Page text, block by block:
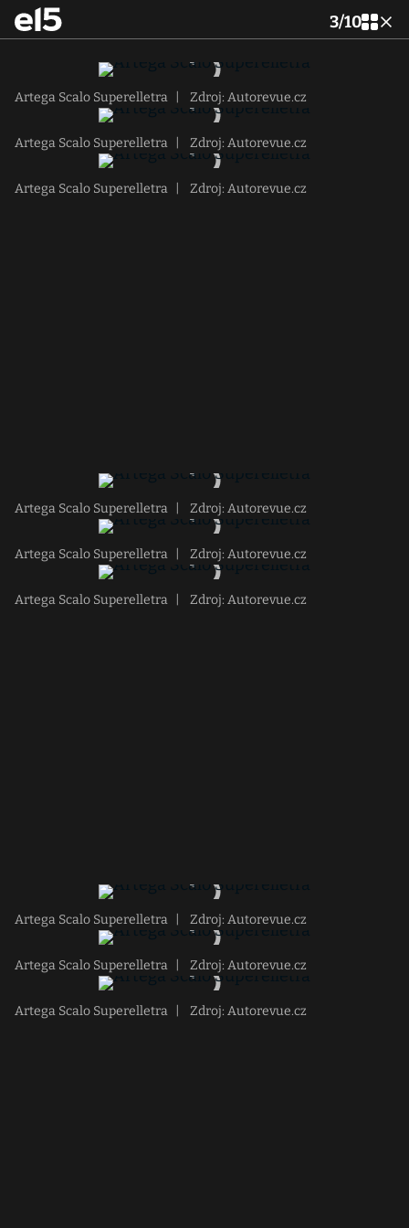
3/10
Artega Scalo Superelletra Zdroj: Autorevue.cz
Artega Scalo Superelletra Zdroj: Autorevue.cz
Artega Scalo Superelletra Zdroj: Autorevue.cz
Artega Scalo Superelletra Zdroj: Autorevue.cz
Artega Scalo Superelletra Zdroj: Autorevue.cz
Artega Scalo Superelletra Zdroj: Autorevue.cz
Artega Scalo Superelletra Zdroj: Autorevue.cz
Artega Scalo Superelletra Zdroj: Autorevue.cz
Artega Scalo Superelletra Zdroj: Autorevue.cz